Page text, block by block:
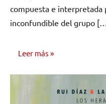
compuesta e interpretada
inconfundible del grupo
Leer más